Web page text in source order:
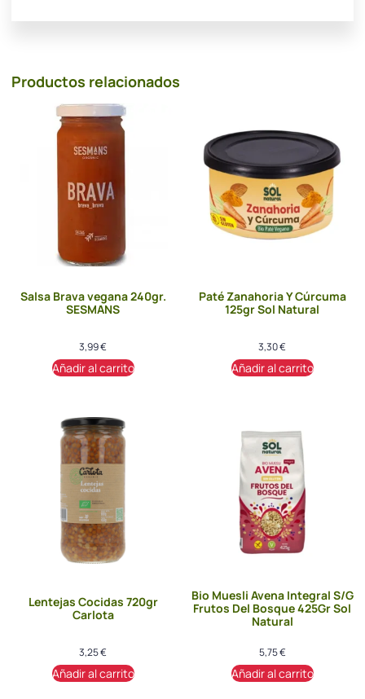
Productos relacionados
Salsa Brava vegana 240gr.
SESMANS
3,99€
Añadir al carrito
Paté Zanahoria Y Cúrcuma
125gr Sol Natural
3,30€
Añadir al carrito
Lentejas Cocidas 720gr
Carlota
3,25€
Añadir al carrito
Bio Muesli Avena Integral S/G
Frutos Del Bosque 425Gr Sol
Natural
5,75€
Añadir al carrito